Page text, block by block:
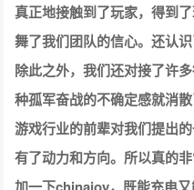
真正地接触到了玩家，得到
舞了我们团队的信心。还认
除此之外，我们还对接了许
种孤军奋战的不确定感就消
游戏行业的前辈对我们提出
有了动力和方向。所以真的